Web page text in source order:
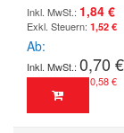
1,84 €
1,52 €
Ab
0,70 €
0,58 €